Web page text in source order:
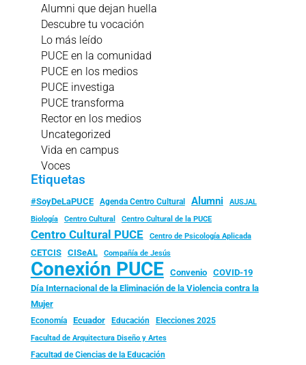
Alumni que dejan huella
Descubre tu vocación
Lo más leído
PUCE en la comunidad
PUCE en los medios
PUCE investiga
PUCE transforma
Rector en los medios
Uncategorized
Vida en campus
Voces
Etiquetas
#SoyDeLaPUCE Agenda Centro Cultural Alumni
AUSJAL
Biología
Centro Cultural Centro Cultural de la PUCE
Centro Cultural PUCE Centro de Psicología Aplicada
CETCIS CISeAL Compañía de Jesús
Conexión PUCE Convenio
COVID-19
Día Internacional de la Eliminación de la Violencia contra la
Mujer
Economía Ecuador Educación Elecciones 2025
Facultad de Arquitectura Diseño y Artes
Facultad de Ciencias de la Educación